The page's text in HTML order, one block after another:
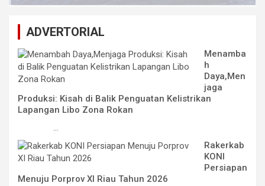
ADVERTORIAL
Menamba
h
Daya,Men
jaga
Produksi: Kisah di Balik Penguatan Kelistrikan
Lapangan Libo Zona Rokan
...
Rakerkab
KONI
Persiapan
Menuju Porprov XI Riau Tahun 2026